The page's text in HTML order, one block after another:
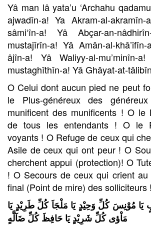
Yâ man lâ yata’u ‘Archahu
ajwadîn-a! Ya Akram-al-akramîn-
sâmi‘în-a! Yâ Abçar-an-
mustajîrîn-a! Yâ Amân-al-
âjîn-a! Yâ Waliyy-al-mu’minîn-
mustaghîthîn-a! Yâ Ghâyat-at-
O Celui dont aucun pied ne peut
le Plus-généreux des
munificent des munificents ! O le
de tous les entendants ! O le
voyants ! O Refuge de ceux qui
Asile de ceux qui ont peur ! O
cherchent appui (protection)! O
! O Secours de ceux qui crient
final (Point de mire) des solliciteurs !
مُوْنِسَ كُلِّ وَحِيْدٍ يَا مَلْجَاَ كُلِّ طَرِيْدٍ يَا
مَاْؤى كُلِّ شَرِيْدٍ يَا حَافِظَ كُلِّ ضَآلَّهٍ